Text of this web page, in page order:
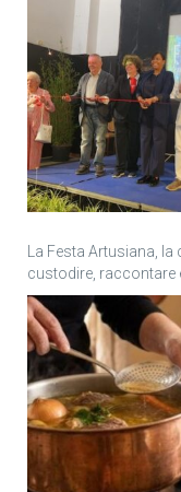
La Festa Artusiana,
custodire, raccontare